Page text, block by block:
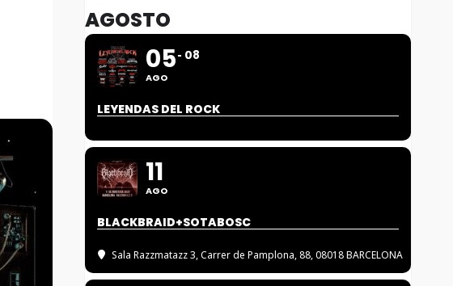
AGOSTO
05
AGO
08
LEYENDAS DEL ROCK
11
AGO
BLACKBRAID+SOTABOSC
Sala Razzmatazz 3, Carrer de Pamplona, 88, 08018 BARCELONA